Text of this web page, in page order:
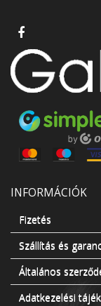
INFORMÁCIÓK
Fizetés
Szállítás és
Általános
Adatkezelési